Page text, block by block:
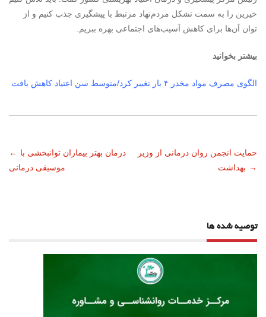
خیرین را به سمت تشکل مردم‌نهاد مرتبط با پیشگیری جذب کنیم و از
توان آن‌ها برای کاهش آسیب‌های اجتماعی بهره ببریم.
بیشتر بخوانید
الگوی مصرف مواد مخدر ۴ بار تغییر کرد/متوسط سن اعتیاد کاهش یافت
ناوبری
نوشته
← درمان بهتر بیماران توانبخشی با
موسیقی درمانی
حمایت انجمن روان درمانی از وزیر
بهداشت →
توصیه شده ها